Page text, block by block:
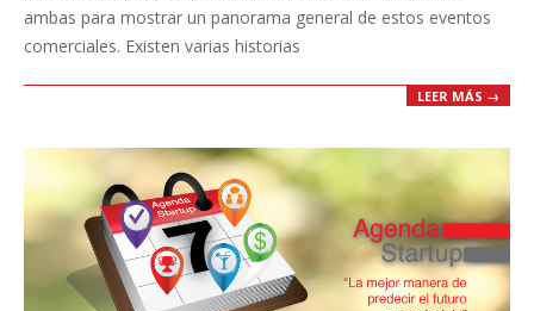
ambas para mostrar un panorama general de estos eventos
comerciales. Existen varias historias
LEER MÁS →